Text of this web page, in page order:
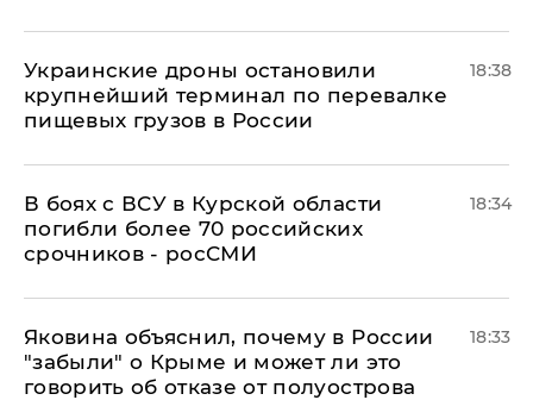
Украинские дроны остановили
крупнейший терминал по перевалке
пищевых грузов в России
18:38
В боях с ВСУ в Курской области
погибли более 70 российских
срочников - росСМИ
18:34
Яковина объяснил, почему в России
"забыли" о Крыме и может ли это
говорить об отказе от полуострова
18:33